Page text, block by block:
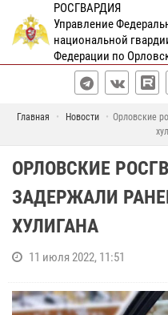
РОСГВАРДИЯ
Управление
национальной
Федерации по
Главная Новости
Орловские
ОРЛОВСКИЕ
ЗАДЕРЖАЛИ
ХУЛИГАНА
11 июля 2022, 11:51